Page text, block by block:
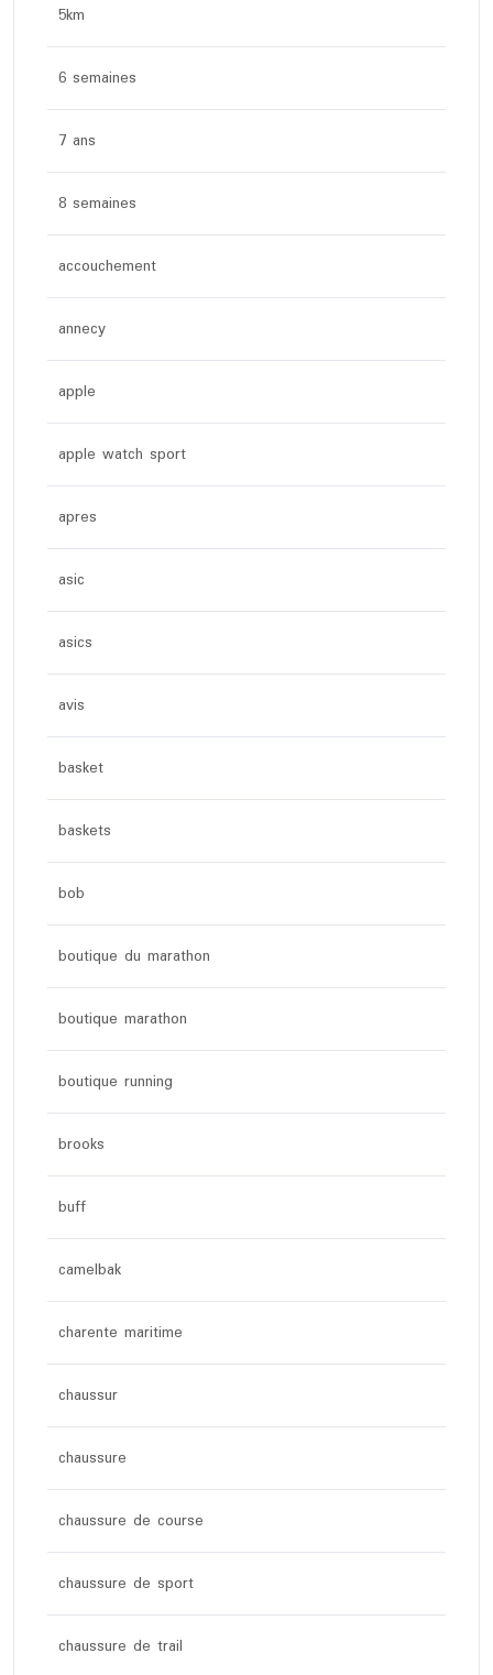
5km
6 semaines
7 ans
8 semaines
accouchement
annecy
apple
apple watch sport
apres
asic
asics
avis
basket
baskets
bob
boutique du marathon
boutique marathon
boutique running
brooks
buff
camelbak
charente maritime
chaussur
chaussure
chaussure de course
chaussure de sport
chaussure de trail